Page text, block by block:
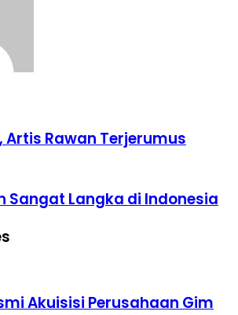
Artis Rawan Terjerumus
Sangat Langka di Indonesia
Akuisisi Perusahaan Gim